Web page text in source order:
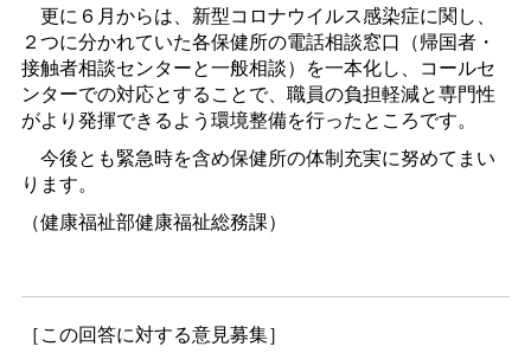
更に６月からは、新型コロナウイルス感染症に関し、
２つに分かれていた各保健所の電話相談窓口（帰国者・
接触者相談センターと一般相談）を一本化し、コールセ
ンターでの対応とすることで、職員の負担軽減と専門性
がより発揮できるよう環境整備を行ったところです。
今後とも緊急時を含め保健所の体制充実に努めてまい
ります。
（健康福祉部健康福祉総務課）
［この回答に対する意見募集］